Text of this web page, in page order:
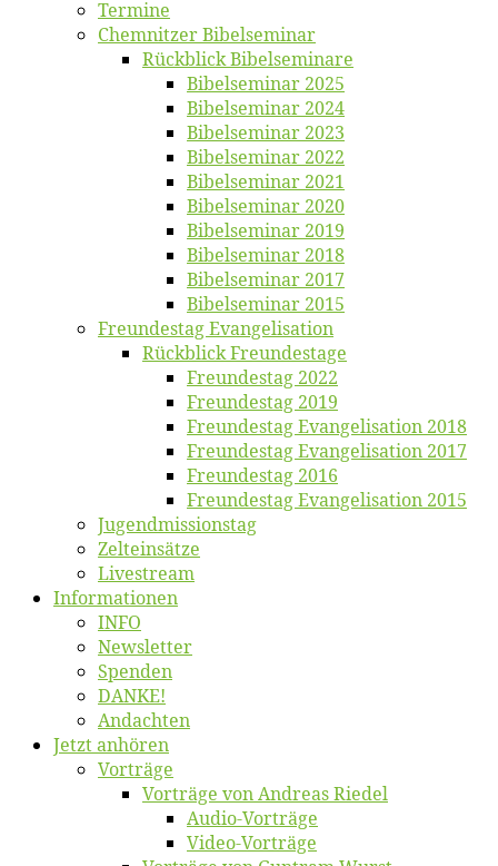
Ter­mi­ne
Chemnit­zer Bibelseminar
Rück­blick Bibelseminare
Bi­bel­se­mi­nar 2025
Bi­bel­se­mi­nar 2024
Bi­bel­se­mi­nar 2023
Bi­bel­se­mi­nar 2022
Bi­bel­se­mi­nar 2021
Bi­bel­se­mi­nar 2020
Bi­bel­se­mi­nar 2019
Bi­bel­se­mi­nar 2018
Bibelsemi­nar 2017
Bibelsemi­nar 2015
Freun­des­tag Evangelisation
Rück­blick Freundestage
Freun­des­tag 2022
Freun­des­tag 2019
Freun­des­tag Evan­ge­li­sa­ti­on 2018
Freun­des­tag Evan­ge­li­sa­ti­on 2017
Freun­des­tag 2016
Freun­des­tag Evan­ge­li­sa­ti­on 2015
Jugend­mis­sions­tag
Zelt­ein­sät­ze
Live­stream
Informatio­nen
INFO
News­let­ter
Spen­den
DANKE!
An­dach­ten
Jetzt an­hö­ren
Vor­trä­ge
Vor­trä­ge von An­dre­as Riedel
Au­dio-Vor­trä­ge
Vi­deo-Vor­trä­ge